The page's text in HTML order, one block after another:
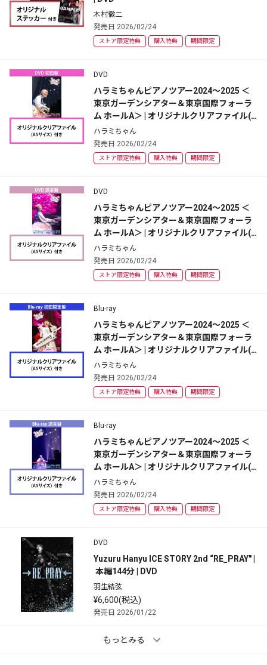
木村徹二
発売日 2026/02/24
ストア限定特典 購入特典 期間限定
DVD
ハラミちゃんピアノツアー2024～2025 ＜
東京ガーデンシアター＆東京国際フォーラ
ム ホールA＞ | オリジナルクリアファイル(A
5サイズ)付 | 初回限定盤 | 2DVD+GOODS
ハラミちゃん
発売日 2026/02/24
ストア限定特典 購入特典 期間限定
DVD
ハラミちゃんピアノツアー2024～2025 ＜
東京ガーデンシアター＆東京国際フォーラ
ム ホールA＞ | オリジナルクリアファイル(A
5サイズ)付 | 通常盤 | 2DVD
ハラミちゃん
発売日 2026/02/24
ストア限定特典 購入特典 期間限定
Blu-ray
ハラミちゃんピアノツアー2024～2025 ＜
東京ガーデンシアター＆東京国際フォーラ
ム ホールA＞ | オリジナルクリアファイル(A
5サイズ)付 | 初回限定盤 | 2Blu-ray+GOODS
ハラミちゃん
発売日 2026/02/24
ストア限定特典 購入特典 期間限定
Blu-ray
ハラミちゃんピアノツアー2024～2025 ＜
東京ガーデンシアター＆東京国際フォーラ
ム ホールA＞ | オリジナルクリアファイル(A
5サイズ)付 | 通常盤 | 2Blu-ray
ハラミちゃん
発売日 2026/02/24
ストア限定特典 購入特典 期間限定
DVD
Yuzuru Hanyu ICE STORY 2nd “RE_PRAY" |
本編144分 | DVD
羽生結弦
¥6,600(税込)
発売日 2026/01/22
もっとみる